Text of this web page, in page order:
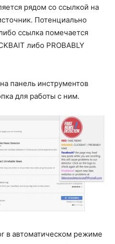
рядом со ссылкой на
Потенциально
ссылка помечается
либо PROBABLY
панель инструментов
для работы с ним.
в автоматическом режиме